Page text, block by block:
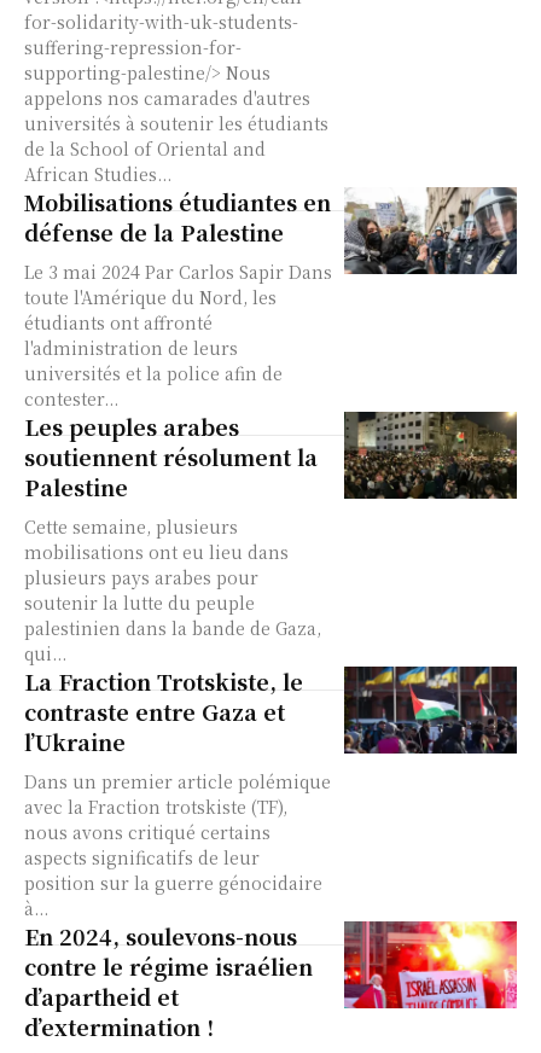
for-solidarity-with-uk-students-
suffering-repression-for-
supporting-palestine/> Nous
appelons nos camarades d'autres
universités à soutenir les étudiants
de la School of Oriental and
African Studies...
Mobilisations étudiantes en
défense de la Palestine
Le 3 mai 2024 Par Carlos Sapir Dans
toute l'Amérique du Nord, les
étudiants ont affronté
l'administration de leurs
universités et la police afin de
contester...
Les peuples arabes
soutiennent résolument la
Palestine
Cette semaine, plusieurs
mobilisations ont eu lieu dans
plusieurs pays arabes pour
soutenir la lutte du peuple
palestinien dans la bande de Gaza,
qui...
La Fraction Trotskiste, le
contraste entre Gaza et
l’Ukraine
Dans un premier article polémique
avec la Fraction trotskiste (TF),
nous avons critiqué certains
aspects significatifs de leur
position sur la guerre génocidaire
à...
En 2024, soulevons-nous
contre le régime israélien
d’apartheid et
d’extermination !